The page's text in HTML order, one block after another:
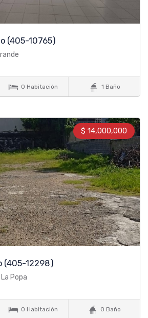
(405-10765)
 0 Habitación  1 Baño
$ 14,000,000
(405-12298)
Popa
 0 Habitación  0 Baño